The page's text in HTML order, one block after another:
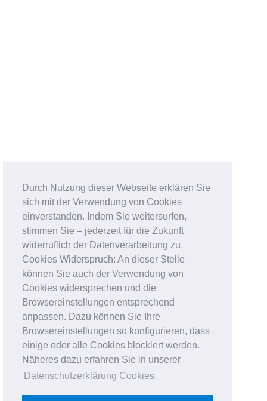
Durch Nutzung dieser Webseite erklären Sie
sich mit der Verwendung von Cookies
einverstanden. Indem Sie weitersurfen,
stimmen Sie – jederzeit für die Zukunft
widerruflich der Datenverarbeitung zu.
Cookies Widerspruch: An dieser Stelle
können Sie auch der Verwendung von
Cookies widersprechen und die
Browsereinstellungen entsprechend
anpassen. Dazu können Sie Ihre
Browsereinstellungen so konfigurieren, dass
einige oder alle Cookies blockiert werden.
Näheres dazu erfahren Sie in unserer
Datenschutzerklärung Cookies.